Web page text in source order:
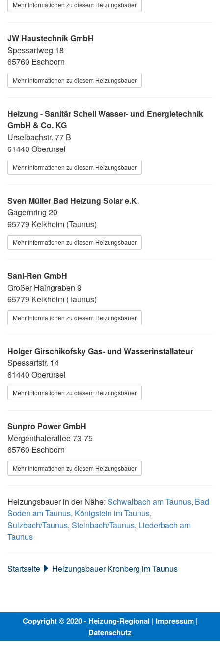
Mehr Informationen zu diesem Heizungsbauer
JW Haustechnik GmbH
Spessartweg 18
65760 Eschborn
Mehr Informationen zu diesem Heizungsbauer
Heizung - Sanitär Schell Wasser- und Energietechnik
GmbH & Co. KG
Urselbachstr. 77 B
61440 Oberursel
Mehr Informationen zu diesem Heizungsbauer
Sven Müller Bad Heizung Solar e.K.
Gagernring 20
65779 Kelkheim (Taunus)
Mehr Informationen zu diesem Heizungsbauer
Sani-Ren GmbH
Großer Haingraben 9
65779 Kelkheim (Taunus)
Mehr Informationen zu diesem Heizungsbauer
Holger Girschikofsky Gas- und Wasserinstallateur
Spessartstr. 14
61440 Oberursel
Mehr Informationen zu diesem Heizungsbauer
Sunpro Power GmbH
Mergenthalerallee 73-75
65760 Eschborn
Mehr Informationen zu diesem Heizungsbauer
Heizungsbauer in der Nähe: Schwalbach am Taunus, Bad
Soden am Taunus, Königstein im Taunus,
Sulzbach/Taunus, Steinbach/Taunus, Liederbach am
Taunus
Startseite Heizungsbauer Kronberg im Taunus
Copyright © 2020 - Heizung-Regional | Impressum|
Datenschutz